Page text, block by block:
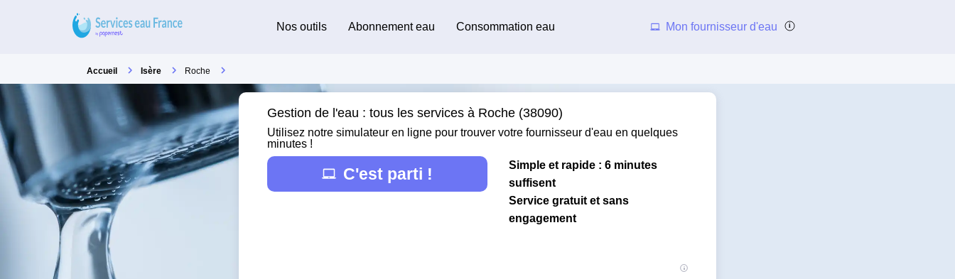
Nos outils Abonnement eau Consommation eau Mon fournisseur d'eau
Accueil Isère Roche
Gestion de l'eau : tous les services à Roche (38090)
Utilisez notre simulateur en ligne pour trouver votre fournisseur d'eau en quelques
minutes !
C'est parti !
Simple et rapide : 6 minutes
suffisent
Service gratuit et sans
engagement